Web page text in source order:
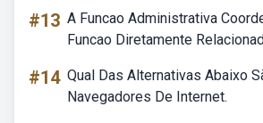
#13 A Funcao Administrativa
Funcao Diretamente
#14 Qual Das Alternativas Abaixo
Navegadores De Internet.